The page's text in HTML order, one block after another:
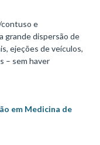
e
grande dispersão de
ejeções de veículos,
– sem haver
em Medicina de